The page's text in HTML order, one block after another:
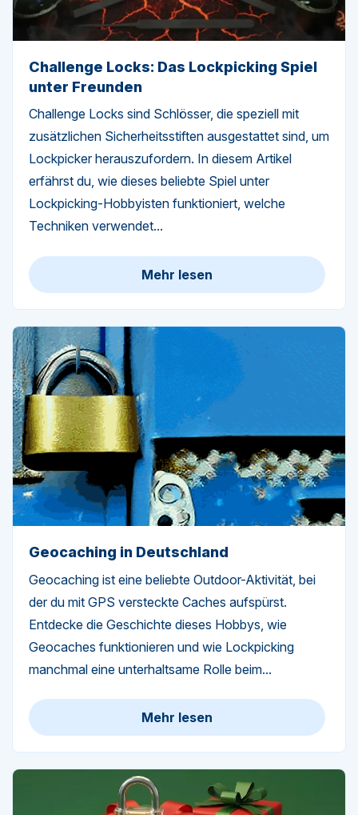
Challenge Locks: Das Lockpicking Spiel
unter Freunden
Challenge Locks sind Schlösser, die speziell mit
zusätzlichen Sicherheitsstiften ausgestattet sind, um
Lockpicker herauszufordern. In diesem Artikel
erfährst du, wie dieses beliebte Spiel unter
Lockpicking-Hobbyisten funktioniert, welche
Techniken verwendet...
Mehr lesen
Geocaching in Deutschland
Geocaching ist eine beliebte Outdoor-Aktivität, bei
der du mit GPS versteckte Caches aufspürst.
Entdecke die Geschichte dieses Hobbys, wie
Geocaches funktionieren und wie Lockpicking
manchmal eine unterhaltsame Rolle beim...
Mehr lesen